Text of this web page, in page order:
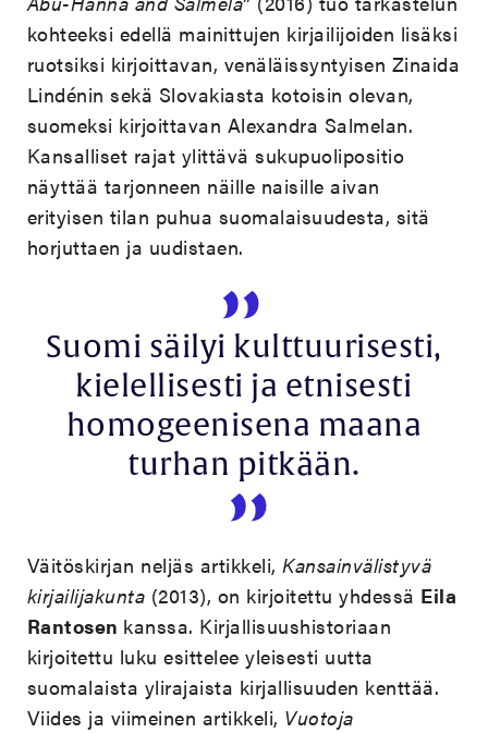
kohteeksi edellä mainittujen kirjailijoiden lisäksi
ruotsiksi kirjoittavan, venäläissyntyisen Zinaida
Lindénin sekä Slovakiasta kotoisin olevan,
suomeksi kirjoittavan Alexandra Salmelan.
Kansalliset rajat ylittävä sukupuolipositio
näyttää tarjonneen näille naisille aivan
erityisen tilan puhua suomalaisuudesta, sitä
horjuttaen ja uudistaen.
Suomi säilyi kulttuurisesti,
kielellisesti ja etnisesti
homogeenisena maana
turhan pitkään.
Väitöskirjan neljäs artikkeli,Kansainvälistyvä
kirjailijakunta (2013), on kirjoitettu yhdessä Eila
Rantosen kanssa. Kirjallisuushistoriaan
kirjoitettu luku esittelee yleisesti uutta
suomalaista ylirajaista kirjallisuuden kenttää.
Viides ja viimeinen artikkeli, Vuotoja